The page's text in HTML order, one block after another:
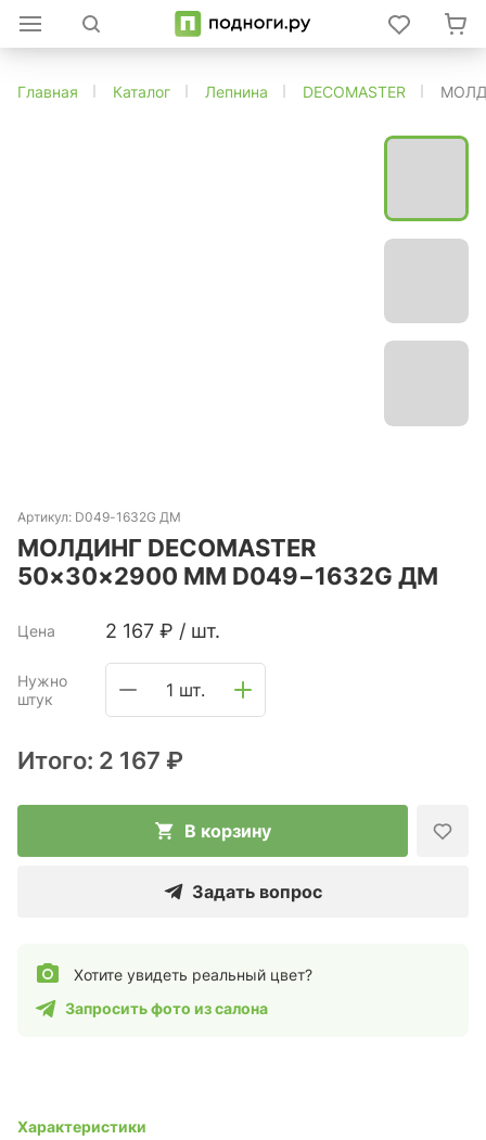
Главная Каталог Лепнина DECOMASTER
Артикул: D049-1632G ДМ
МОЛДИНГ DECOMASTER
50×30×2900 ММ D049−1632G ДМ
Цена 2 167 ₽ / шт.
Нужно
штук
1 шт.
Итого: 2 167 ₽
В корзину
Задать вопрос
Хотите увидеть реальный цвет?
Запросить фото из салона
Характеристики